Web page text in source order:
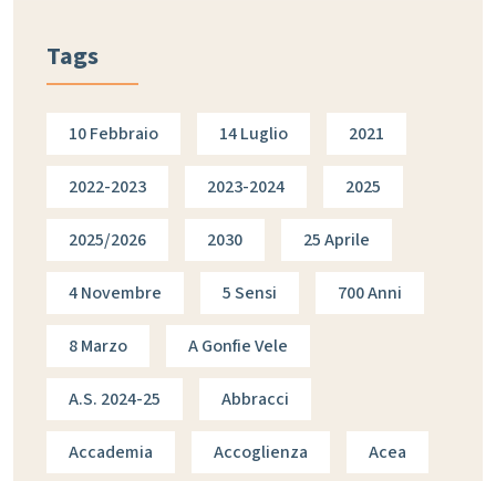
Tags
10 Febbraio 14 Luglio 2021
2022-2023 2023-2024 2025
2025/2026 2030 25 Aprile
4 Novembre 5 Sensi 700 Anni
8 Marzo A Gonfie Vele
A.s. 2024-25 Abbracci
Accademia Accoglienza Acea